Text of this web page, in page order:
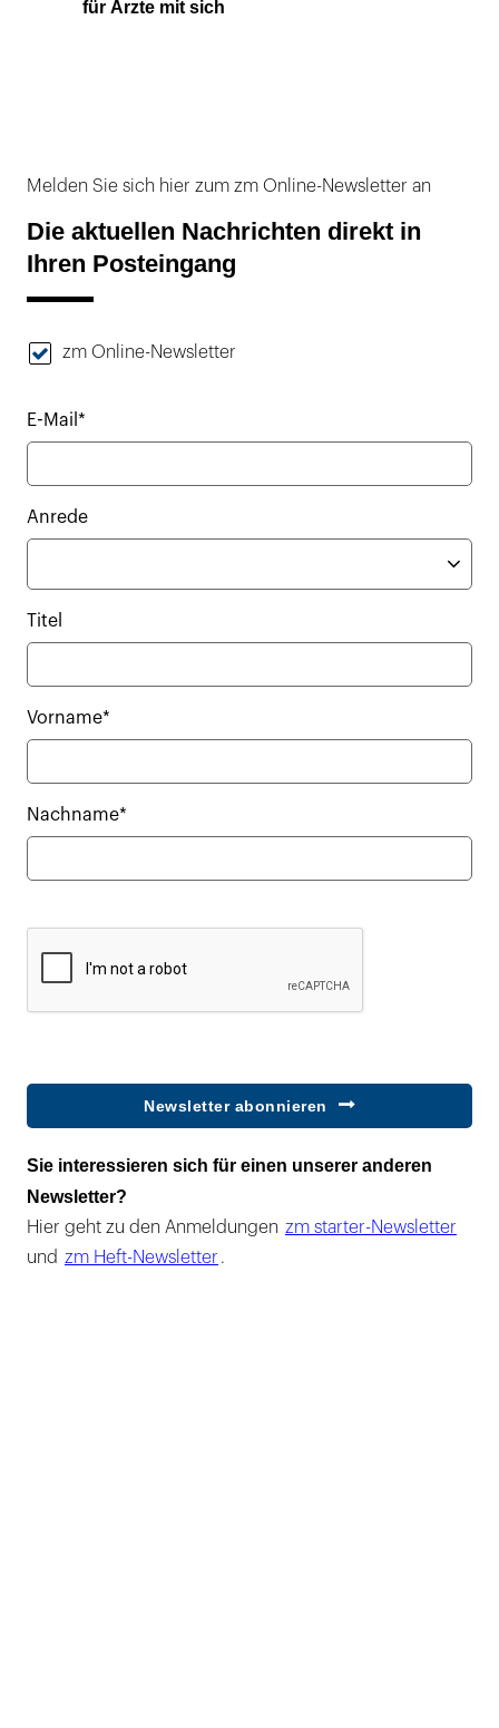
für Ärzte mit sich
Melden Sie sich hier zum zm Online-Newsletter an
Die aktuellen Nachrichten direkt in
Ihren Posteingang
zm Online-Newsletter
E-Mail*
Anrede
Titel
Vorname*
Nachname*
Newsletter abonnieren
Sie interessieren sich für einen unserer anderen
Newsletter?
Hier geht zu den Anmeldungen zm starter-Newsletter
und zm Heft-Newsletter .